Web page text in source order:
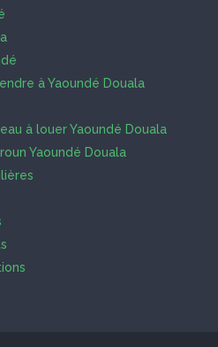
à Yaoundé Douala
à louer Yaoundé Douala
Yaoundé Douala